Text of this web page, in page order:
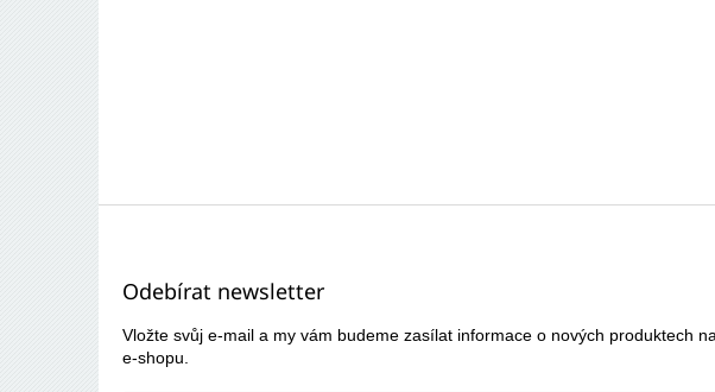
Odebírat newsletter
Vložte svůj e-mail a my vám budeme zasílat informace o nových produktech
e-shopu.